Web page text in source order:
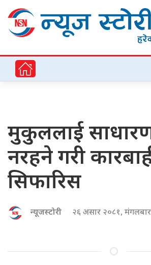
मुकुललाई
नरहने गरी
सिफारिस
न्यूजस्टोरी २६ असार २०८१, मंगलबार